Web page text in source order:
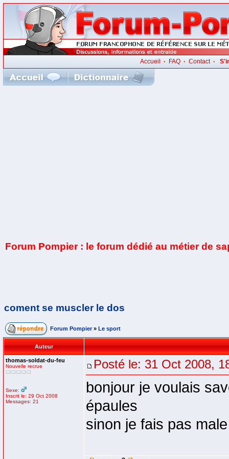
Accueil • FAQ• Contact•
Forum Pompier : le forum dédié au métier de
coment se muscler le dos
Forum Pompier » Le sport
Auteur
thomas-soldat-du-feu
Nouvelle recrue
Sexe:
Inscrit le: 29 Oct 2008
Messages: 21
Posté le: 31 Oct 2008,
bonjour je voulais
épaules
sinon je fais pas